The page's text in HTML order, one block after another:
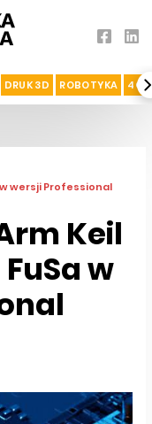
DRUK 3D ROBOTYKA 4G I
w wersji Professional
Keil
w